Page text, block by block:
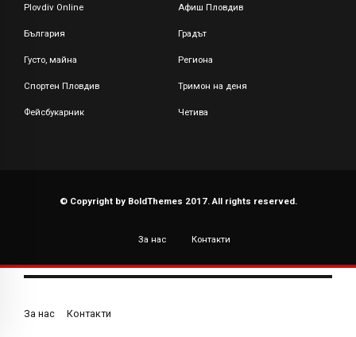
Plovdiv Online Афиш Пловдив
България Градът
Густо, майна Региона
Спортен Пловдив Тримон на деня
Фейсбукарник Четива
© Copyright by BoldThemes 2017. All rights reserved.
За нас Контакти
За нас Контакти